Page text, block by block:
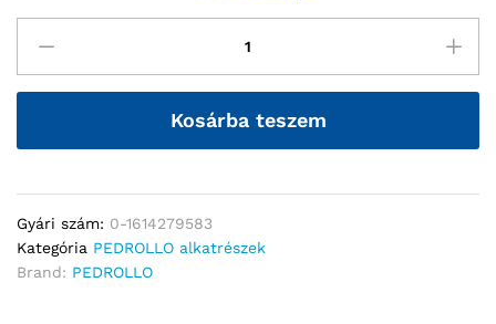
Kosárba teszem
Gyári szám: 0-1614279583
Kategória PEDROLLO alkatrészek
Brand: PEDROLLO